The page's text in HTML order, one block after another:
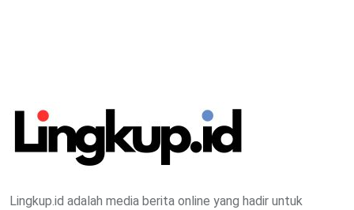
Lingkup.id adalah media berita online yang hadir untuk